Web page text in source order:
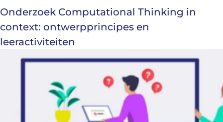
Onderzoek Computational Thinking in
context: ontwerpprincipes en
leeractiviteiten